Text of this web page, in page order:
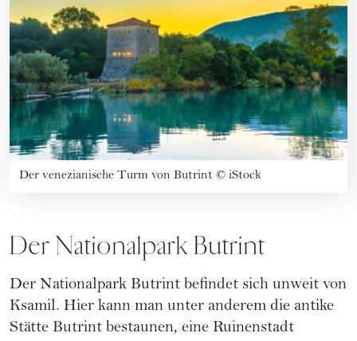
Der venezianische Turm von Butrint © iStock
Der Nationalpark Butrint
Der Nationalpark Butrint befindet sich unweit von
Ksamil. Hier kann man unter anderem die antike
Stätte Butrint bestaunen, eine Ruinenstadt